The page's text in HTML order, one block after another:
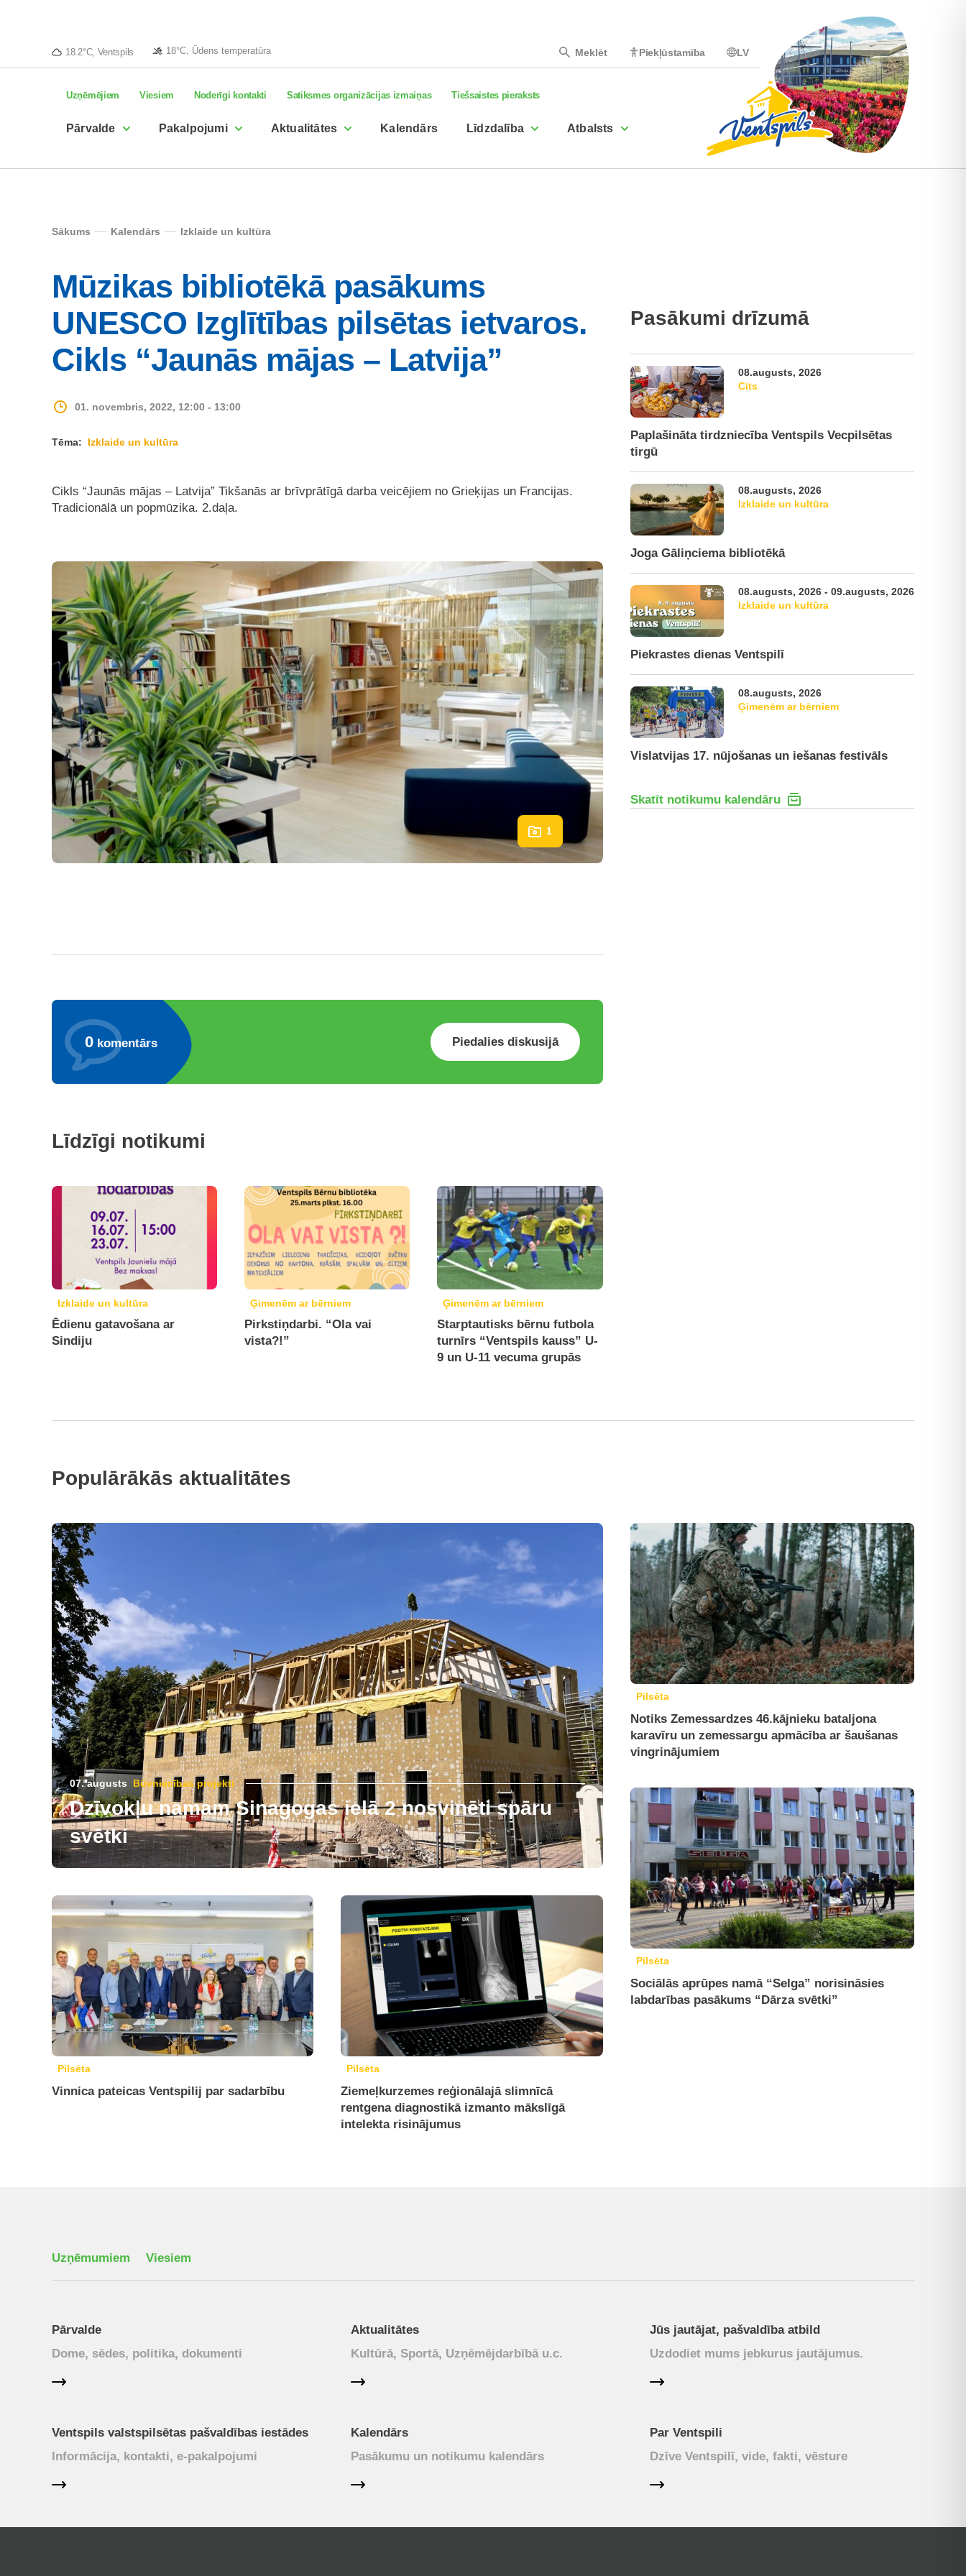
18.2°C, Ventspils 18°C, Ūdens temperatūra Meklēt Piekļūstamība LV
Uzņēmējiem Viesiem Noderīgi kontakti Satiksmes organizācijas izmaiņas Tiešsaistes pieraksts
Pārvalde Pakalpojumi Aktualitātes Kalendārs Līdzdalība Atbalsts
Sākums Kalendārs Izklaide un kultūra
Mūzikas bibliotēkā pasākums
UNESCO Izglītības pilsētas ietvaros.
Cikls “Jaunās mājas – Latvija”
01. novembris, 2022, 12:00 - 13:00
Tēma: Izklaide un kultūra
Cikls “Jaunās mājas – Latvija” Tikšanās ar brīvprātīgā darba veicējiem no Grieķijas un Francijas.
Tradicionālā un popmūzika. 2.daļa.
1
0 komentārs Piedalies diskusijā
Līdzīgi notikumi
Izklaide un kultūra
Ēdienu gatavošana ar
Sindiju
Ģimenēm ar bērniem
Pirkstiņdarbi. “Ola vai
vista?!”
Ģimenēm ar bērniem
Starptautisks bērnu futbola
turnīrs “Ventspils kauss” U-
9 un U-11 vecuma grupās
Pasākumi drīzumā
08.augusts, 2026
Cits
Paplašināta tirdzniecība Ventspils Vecpilsētas
tirgū
08.augusts, 2026
Izklaide un kultūra
Joga Gāliņciema bibliotēkā
08.augusts, 2026 - 09.augusts, 2026
Izklaide un kultūra
Piekrastes dienas Ventspilī
08.augusts, 2026
Ģimenēm ar bērniem
Vislatvijas 17. nūjošanas un iešanas festivāls
Skatīt notikumu kalendāru
Populārākās aktualitātes
07. augusts Būvniecības projekti
Dzīvokļu namam Sinagogas ielā 2 nosvinēti spāru
svētki
Pilsēta
Vinnica pateicas Ventspilij par sadarbību
Pilsēta
Ziemeļkurzemes reģionālajā slimnīcā
rentgena diagnostikā izmanto mākslīgā
intelekta risinājumus
Pilsēta
Notiks Zemessardzes 46.kājnieku bataljona
karavīru un zemessargu apmācība ar šaušanas
vingrinājumiem
Pilsēta
Sociālās aprūpes namā “Selga” norisināsies
labdarības pasākums “Dārza svētki”
Uzņēmumiem Viesiem
Pārvalde
Dome, sēdes, politika, dokumenti
Aktualitātes
Kultūrā, Sportā, Uzņēmējdarbībā u.c.
Jūs jautājat, pašvaldība atbild
Uzdodiet mums jebkurus jautājumus.
Ventspils valstspilsētas pašvaldības iestādes
Informācija, kontakti, e-pakalpojumi
Kalendārs
Pasākumu un notikumu kalendārs
Par Ventspili
Dzīve Ventspilī, vide, fakti, vēsture